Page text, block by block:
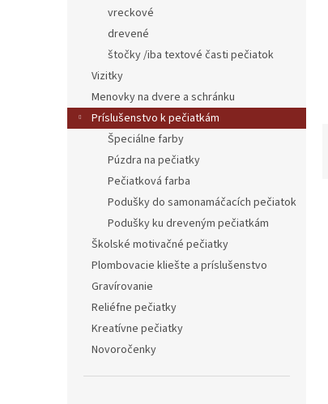
vreckové
drevené
štočky /iba textové časti pečiatok
Vizitky
Menovky na dvere a schránku
Príslušenstvo k pečiatkám
Špeciálne farby
Púzdra na pečiatky
Pečiatková farba
Podušky do samonamáčacích pečiatok
Podušky ku dreveným pečiatkám
Školské motivačné pečiatky
Plombovacie kliešte a príslušenstvo
Gravírovanie
Reliéfne pečiatky
Kreatívne pečiatky
Novoročenky